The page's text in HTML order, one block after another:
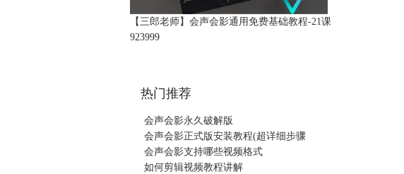
【三郎老师】会声会影通用免费基础教程-21课
923999
热门推荐
会声会影永久破解版
会声会影正式版安装教程(超详细步骤
会声会影支持哪些视频格式
如何剪辑视频教程讲解